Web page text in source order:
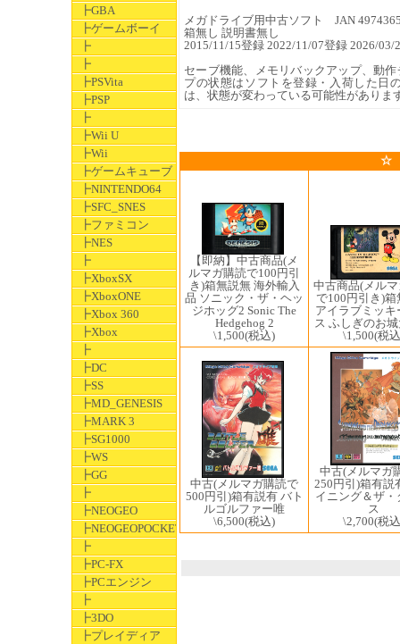
┣GBA
┣ゲームボーイ
┣
┣
┣PSVita
┣PSP
┣
┣Wii U
┣Wii
┣ゲームキューブ
┣NINTENDO64
┣SFC_SNES
┣ファミコン
┣NES
┣
┣XboxSX
┣XboxONE
┣Xbox 360
┣Xbox
┣
┣DC
┣SS
┣MD_GENESIS
┣MARK 3
┣SG1000
┣WS
┣GG
┣
┣NEOGEO
┣NEOGEOPOCKET
┣
┣PC-FX
┣PCエンジン
┣
┣3DO
┣プレイディア
メガドライブ用中古ソフト JAN
箱無し 説明書無し
2015/11/15登録 2022/11/07登録 2026/03/
セーブ機能、メモリバックアップ、動
プの状態はソフトを登録・入荷した日
は、状態が変わっている可能性がありま
☆
【即納】中古商品(メ
ルマガ購読で100円引
き)箱無説無 海外輸入
品 ソニック・ザ・ヘッ
ジホッグ2 Sonic The
Hedgehog 2
\1,500(税込)
中古商品(メル
で100円引き)箱
アイラブミッキ
ス ふしぎのお
\1,500(税
中古(メルマガ購読で
500円引)箱有説有 バト
ルゴルファー唯
\6,500(税込)
中古(メルマガ
250円引)箱有説
イニング＆ザ・
ス
\2,700(税